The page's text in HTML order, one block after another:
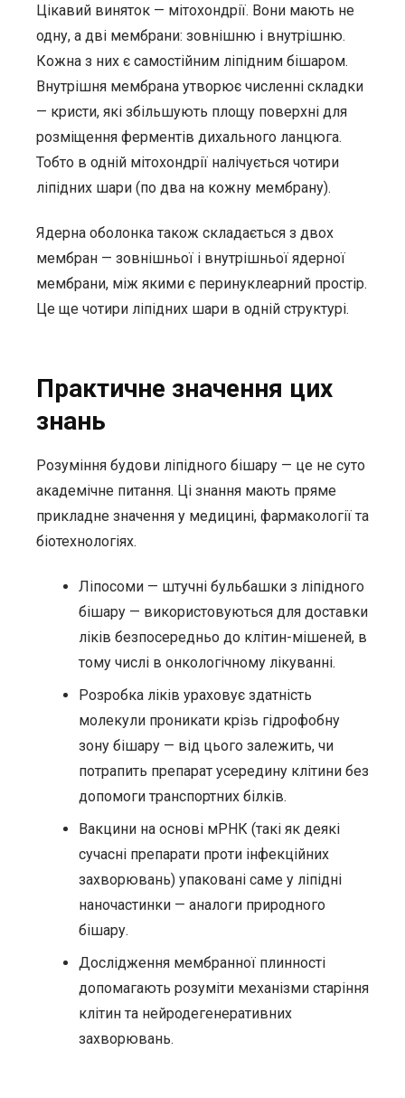
Цікавий виняток — мітохондрії. Вони мають не
одну, а дві мембрани: зовнішню і внутрішню.
Кожна з них є самостійним ліпідним бішаром.
Внутрішня мембрана утворює численні складки
— кристи, які збільшують площу поверхні для
розміщення ферментів дихального ланцюга.
Тобто в одній мітохондрії налічується чотири
ліпідних шари (по два на кожну мембрану).
Ядерна оболонка також складається з двох
мембран — зовнішньої і внутрішньої ядерної
мембрани, між якими є перинуклеарний простір.
Це ще чотири ліпідних шари в одній структурі.
Практичне значення цих
знань
Розуміння будови ліпідного бішару — це не суто
академічне питання. Ці знання мають пряме
прикладне значення у медицині, фармакології та
біотехнологіях.
Ліпосоми — штучні бульбашки з ліпідного
бішару — використовуються для доставки
ліків безпосередньо до клітин-мішеней, в
тому числі в онкологічному лікуванні.
Розробка ліків ураховує здатність
молекули проникати крізь гідрофобну
зону бішару — від цього залежить, чи
потрапить препарат усередину клітини без
допомоги транспортних білків.
Вакцини на основі мРНК (такі як деякі
сучасні препарати проти інфекційних
захворювань) упаковані саме у ліпідні
наночастинки — аналоги природного
бішару.
Дослідження мембранної плинності
допомагають розуміти механізми старіння
клітин та нейродегенеративних
захворювань.